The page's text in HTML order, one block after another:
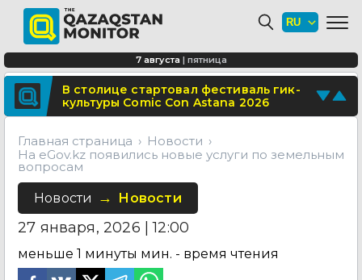
Поделитесь новостью
Отправьте свои новости и события
7 августа | пятница
В Алматы благоустраивают
территорию перед ТЮЗом
Сколько стоит собрать ребенка в
школу в Казахстане в 2026 году?
В столице стартовал фестиваль гик-
культуры Comic Con Astana 2026
Главная страница
Новости
На eGov.kz появились новые услуги по земельным
вопросам
Новости Новости
27 января, 2026 | 12:00
меньше 1 минуты мин. - время чтения